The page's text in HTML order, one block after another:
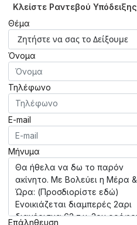
Κλείστε Ραντεβού Υπόδειξης
Θέμα
Όνομα
Τηλέφωνο
E-mail
Μήνυμα
Επάληθευση